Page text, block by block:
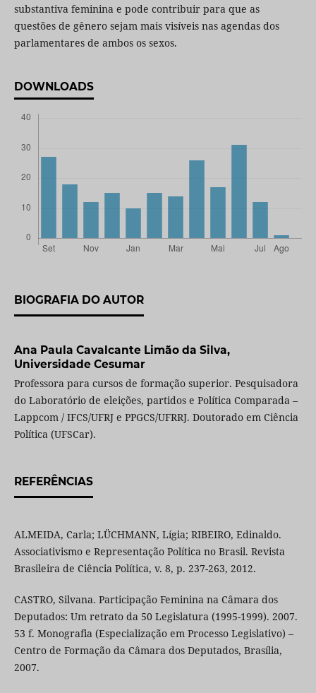
substantiva feminina e pode contribuir para que as
questões de gênero sejam mais visíveis nas agendas dos
parlamentares de ambos os sexos.
DOWNLOADS
BIOGRAFIA DO AUTOR
Ana Paula Cavalcante Limão da Silva,
Universidade Cesumar
Professora para cursos de formação superior. Pesquisadora
do Laboratório de eleições, partidos e Política Comparada –
Lappcom / IFCS/UFRJ e PPGCS/UFRRJ. Doutorado em Ciência
Política (UFSCar).
REFERÊNCIAS
ALMEIDA, Carla; LÜCHMANN, Lígia; RIBEIRO, Edinaldo.
Associativismo e Representação Política no Brasil. Revista
Brasileira de Ciência Política, v. 8, p. 237-263, 2012.
CASTRO, Silvana. Participação Feminina na Câmara dos
Deputados: Um retrato da 50 Legislatura (1995-1999). 2007.
53 f. Monografia (Especialização em Processo Legislativo) –
Centro de Formação da Câmara dos Deputados, Brasília,
2007.